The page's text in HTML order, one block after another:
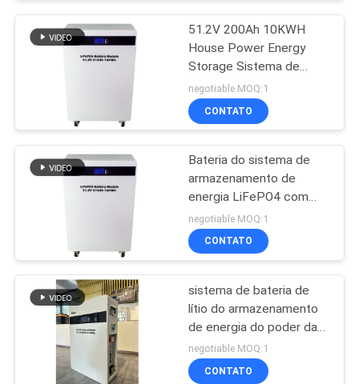
UPS de baixa
frequência Online
Inversor do poder
51.2V 200Ah 10KWH
House Power Energy
Storage Sistema de
Bateria de Lítio com
Smart BMS
negotiable MOQ:1
CONTATO
Bateria do sistema de
armazenamento de
energia LiFePO4 com
BMS inteligente 5KWH
negotiable MOQ:1
CONTATO
sistema de bateria de
lítio do armazenamento
de energia do poder da
casa de 51.2V 100Ah
com BMS esperto
negotiable MOQ:1
CONTATO